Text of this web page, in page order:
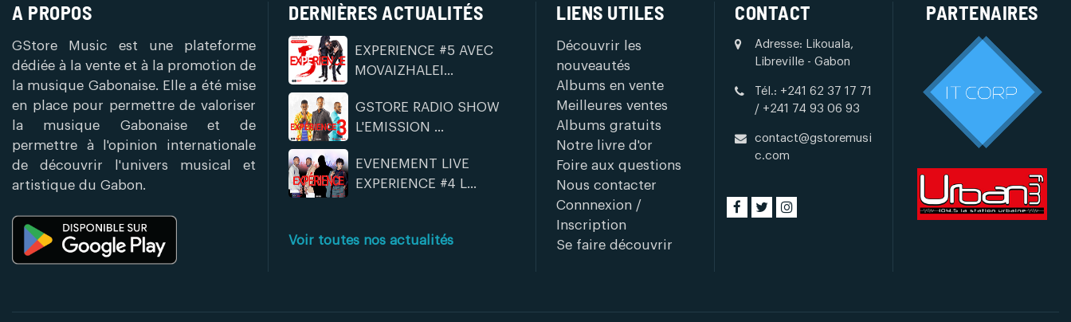
A PROPOS
GStore Music est une plateforme
dédiée à la vente et à la promotion de
la musique Gabonaise. Elle a été mise
en place pour permettre de valoriser
la musique Gabonaise et de
permettre à l'opinion internationale
de découvrir l'univers musical et
artistique du Gabon.
DERNIÈRES ACTUALITÉS
EXPERIENCE #5 AVEC
MOVAIZHALEI...
GSTORE RADIO SHOW
L'EMISSION ...
EVENEMENT LIVE
EXPERIENCE #4 L...
Voir toutes nos actualités
LIENS UTILES
Découvrir les
nouveautés
Albums en vente
Meilleures ventes
Albums gratuits
Notre livre d'or
Foire aux questions
Nous contacter
Connnexion /
Inscription
Se faire découvrir
CONTACT
Adresse: Likouala,
Libreville - Gabon
Tél.: +241 62 37 17 71
/ +241 74 93 06 93
contact@gstoremusi
c.com
PARTENAIRES